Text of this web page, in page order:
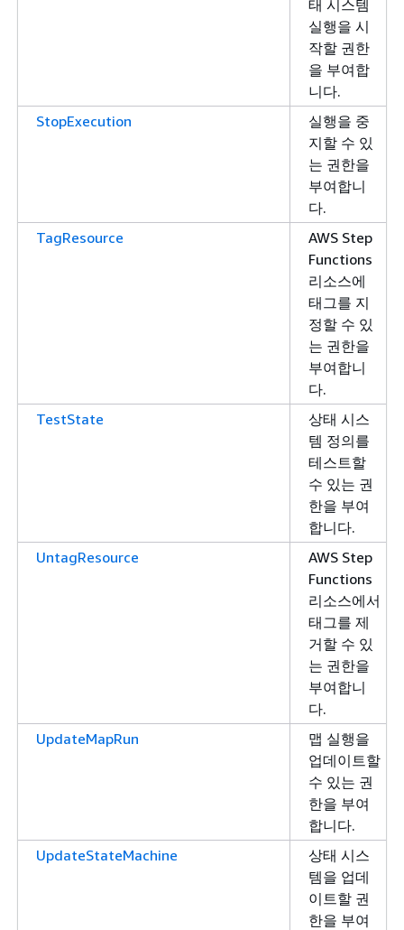
태 시스템
실행을 시
작할 권한
을 부여합
니다.
StopExecution
실행을 중
지할 수 있
는 권한을
부여합니
다.
TagResource
AWS Step
Functions
리소스에
태그를 지
정할 수 있
는 권한을
부여합니
다.
TestState
상태 시스
템 정의를
테스트할
수 있는 권
한을 부여
합니다.
UntagResource
AWS Step
Functions
리소스에서
태그를 제
거할 수 있
는 권한을
부여합니
다.
UpdateMapRun
맵 실행을
업데이트할
수 있는 권
한을 부여
합니다.
UpdateStateMachine
상태 시스
템을 업데
이트할 권
한을 부여